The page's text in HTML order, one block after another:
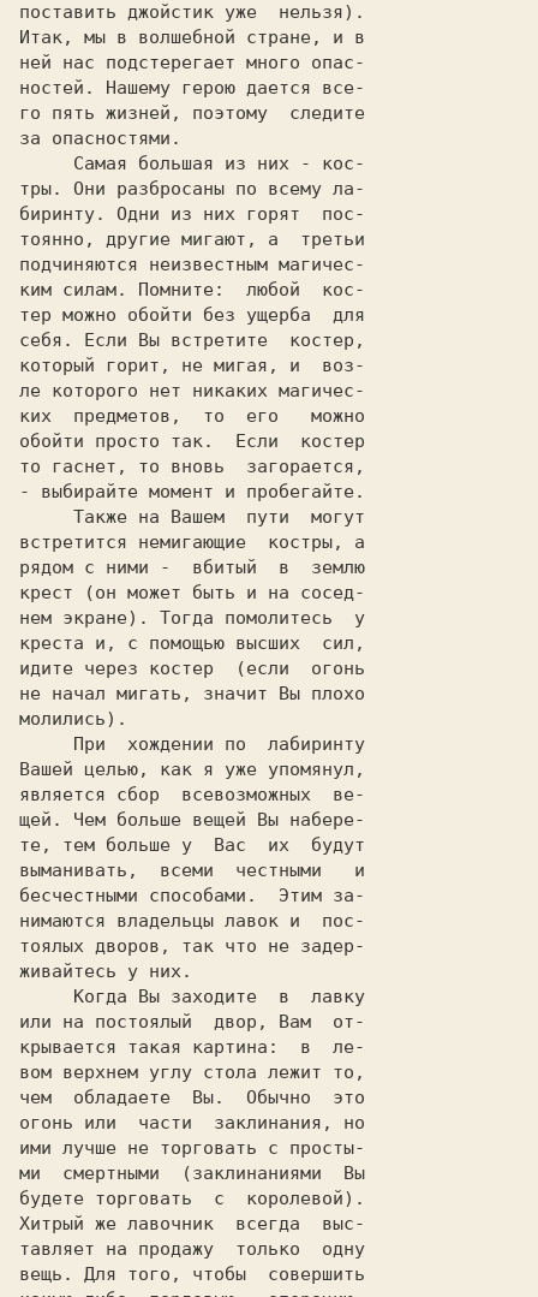
поставить джойстик уже  нельзя).
Итак, мы в волшебной стране, и в
ней нас подстерегает много опас-
ностей. Нашему герою дается все-
го пять жизней, поэтому  следите
за опасностями.
тры. Они разбросаны по всему ла-
биринту. Одни из них горят  пос-
тоянно, другие мигают, а  третьи
подчиняются неизвестным магичес-
ким силам. Помните:  любой  кос-
тер можно обойти без ущерба  для
себя. Если Вы встретите  костер,
который горит, не мигая, и  воз-
ле которого нет никаких магичес-
ких  предметов,  то  его   можно
обойти просто так.  Если  костер
то гаснет, то вновь  загорается,
- выбирайте момент и пробегайте.
встретится немигающие  костры, а
рядом с ними -  вбитый  в  землю
крест (он может быть и на сосед-
нем экране). Тогда помолитесь  у
креста и, с помощью высших  сил,
идите через костер  (если  огонь
не начал мигать, значит Вы плохо
молились).
Вашей целью, как я уже упомянул,
является сбор  всевозможных  ве-
щей. Чем больше вещей Вы набере-
те, тем больше у  Вас  их  будут
выманивать,  всеми  честными   и
бесчестными способами.  Этим за-
нимаются владельцы лавок и  пос-
тоялых дворов, так что не задер-
живайтесь у них.
или на постоялый  двор, Вам  от-
крывается такая картина:  в  ле-
вом верхнем углу стола лежит то,
чем  обладаете  Вы.  Обычно  это
огонь или  части  заклинания, но
ими лучше не торговать с просты-
ми  смертными  (заклинаниями  Вы
будете торговать  с  королевой).
Хитрый же лавочник  всегда  выс-
тавляет на продажу  только  одну
вещь. Для того, чтобы  совершить